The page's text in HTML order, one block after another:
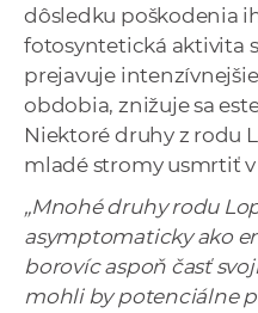
dôsledku poškodenia
fotosyntetická aktivita
prejavuje
obdobia, znižuje sa
Niektoré druhy z rodu
mladé stromy usmrtiť
„Mnohé druhy rodu
asymptomaticky ako
borovíc aspoň časť
mohli by potenciálne